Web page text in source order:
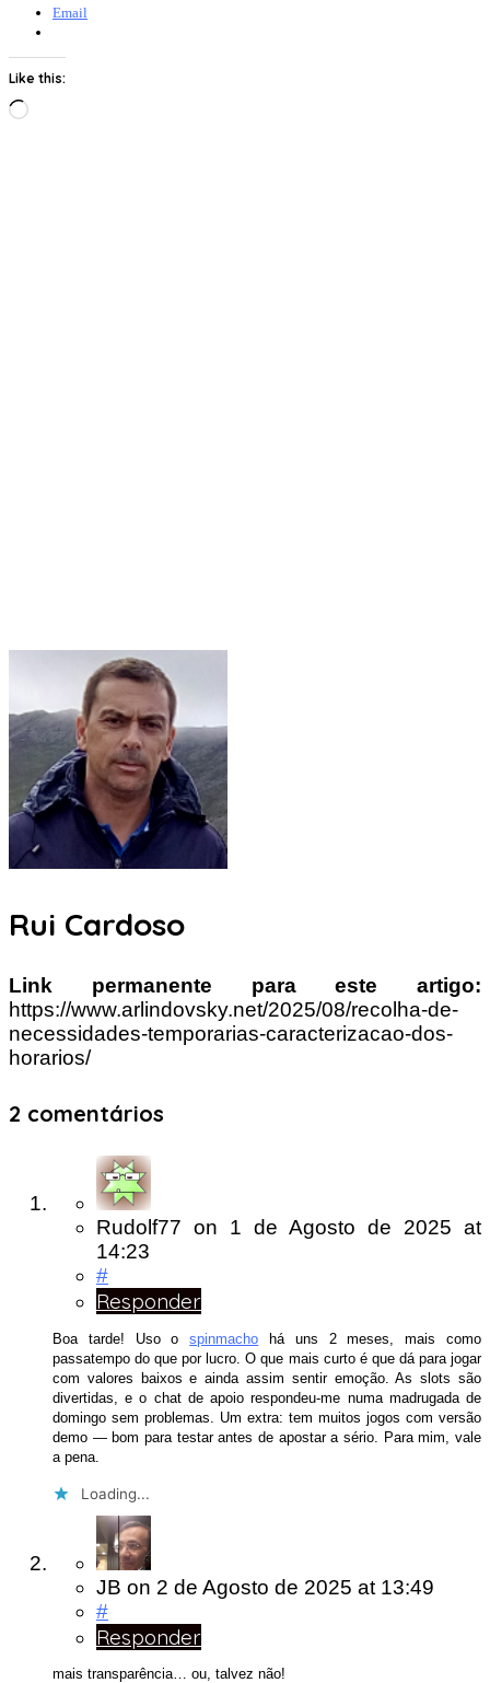
Email
Like this:
Loading…
Rui Cardoso
Link permanente para este artigo:
https://www.arlindovsky.net/2025/08/recolha-de-
necessidades-temporarias-caracterizacao-dos-
horarios/
2 comentários
Rudolf77 on 1 de Agosto de 2025 at
14:23
#
Responder
Boa tarde! Uso ospinmacho há uns 2 meses, mais como
passatempo do que por lucro. O que mais curto é que dá para jogar
com valores baixos e ainda assim sentir emoção. As slots são
divertidas, e o chat de apoio respondeu-me numa madrugada de
domingo sem problemas. Um extra: tem muitos jogos com versão
demo — bom para testar antes de apostar a sério. Para mim, vale
a pena.
Loading...
JB on 2 de Agosto de 2025 at 13:49
#
Responder
mais transparência… ou, talvez não!